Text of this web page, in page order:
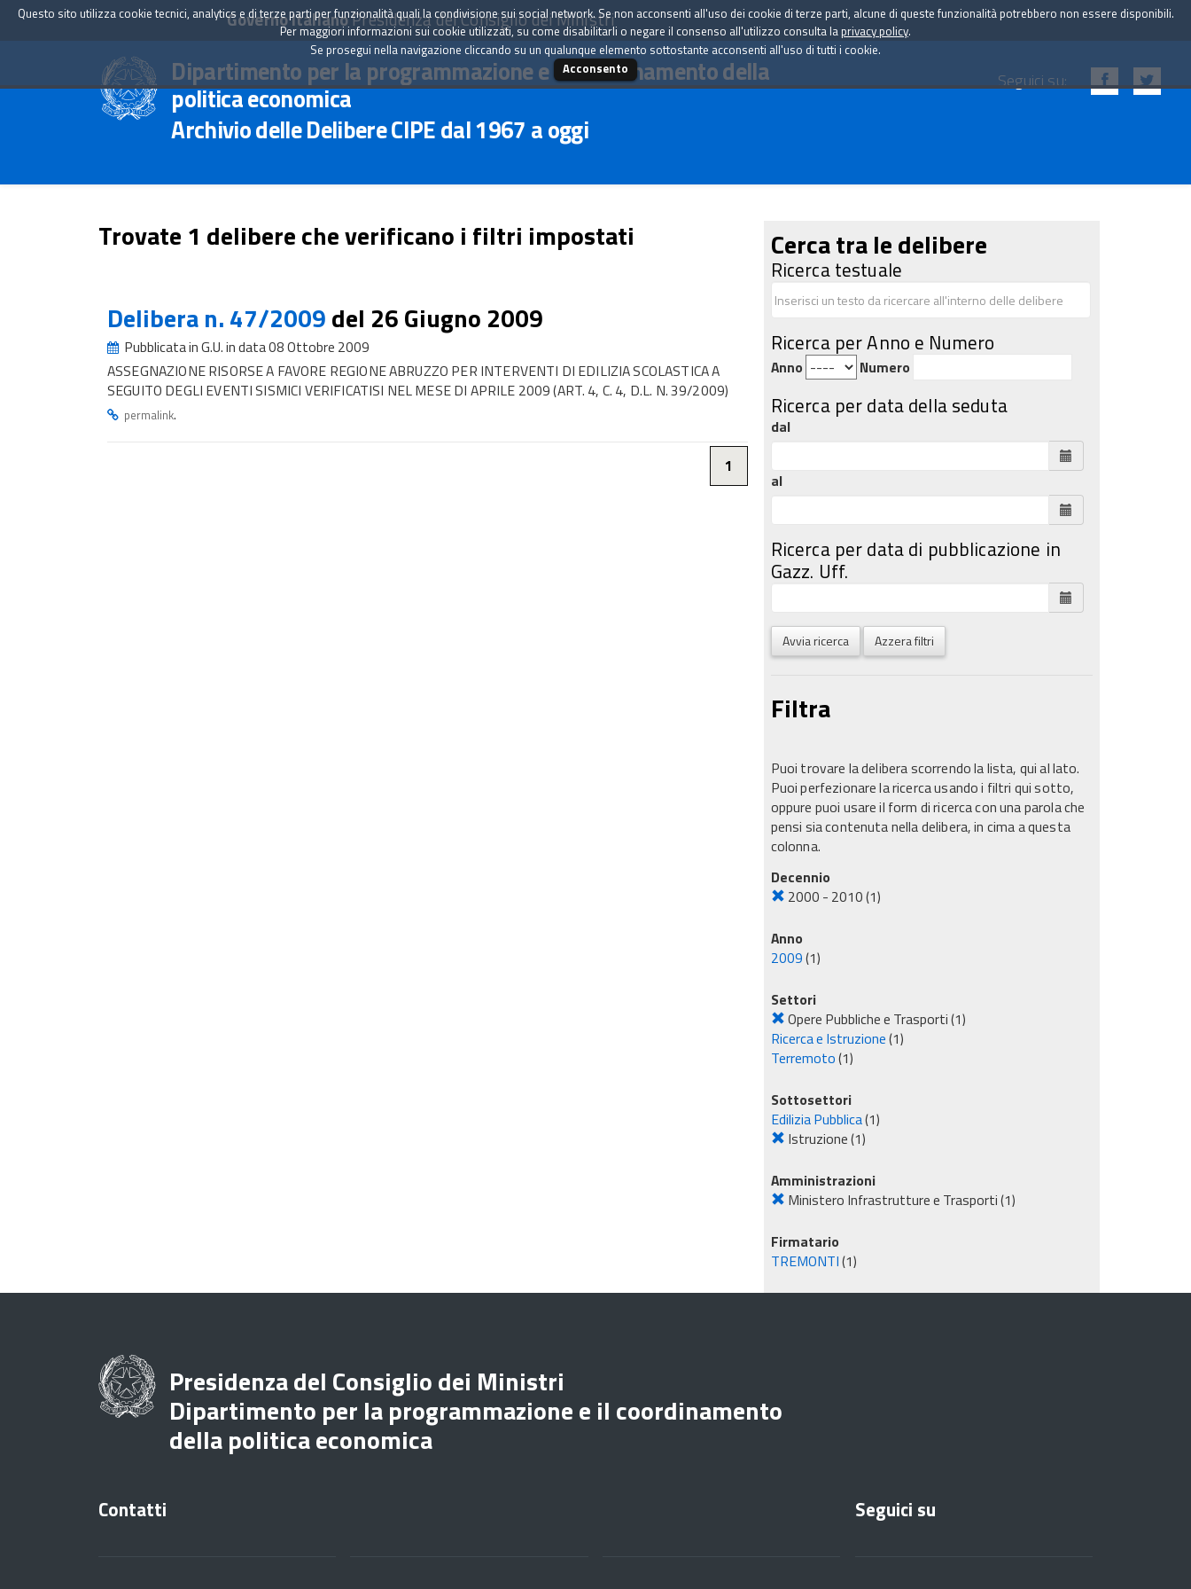
Governo ItalianoPresidenza del Consiglio dei Ministri
Dipartimento per la programmazione e il coordinamento della
politica economica
Archivio delle Delibere CIPE dal 1967 a oggi
Seguici su:
Trovate 1 delibere che verificano i filtri impostati
Delibera n. 47/2009del 26 Giugno 2009
Pubblicata in G.U. in data 08 Ottobre 2009
ASSEGNAZIONE RISORSE A FAVORE REGIONE ABRUZZO PER INTERVENTI DI EDILIZIA SCOLASTICA A
SEGUITO DEGLI EVENTI SISMICI VERIFICATISI NEL MESE DI APRILE 2009 (ART. 4, C. 4, D.L. N. 39/2009)
permalink.
1
Cerca tra le delibere
Ricerca testuale
Ricerca per Anno e Numero
Anno Numero
Ricerca per data della seduta
dal
al
Ricerca per data di pubblicazione in
Gazz. Uff.
Avvia ricerca Azzera filtri
Filtra
Puoi trovare la delibera scorrendo la lista, qui al lato.
Puoi perfezionare la ricerca usando i filtri qui sotto,
oppure puoi usare il form di ricerca con una parola che
pensi sia contenuta nella delibera, in cima a questa
colonna.
Decennio
2000 - 2010(1)
Anno
2009(1)
Settori
Opere Pubbliche e Trasporti(1)
Ricerca e Istruzione(1)
Terremoto(1)
Sottosettori
Edilizia Pubblica(1)
Istruzione(1)
Amministrazioni
Ministero Infrastrutture e Trasporti(1)
Firmatario
TREMONTI(1)
Questo sito utilizza cookie tecnici, analytics e di terze parti per funzionalità quali la condivisione sui social network. Se non acconsenti all'uso dei cookie di terze parti, alcune di queste funzionalità potrebbero non essere disponibili.
Per maggiori informazioni sui cookie utilizzati, su come disabilitarli o negare il consenso all'utilizzo consulta la privacy policy.
Se prosegui nella navigazione cliccando su un qualunque elemento sottostante acconsenti all'uso di tutti i cookie.
Acconsento
Presidenza del Consiglio dei Ministri
Dipartimento per la programmazione e il coordinamento
della politica economica
Contatti Seguici su